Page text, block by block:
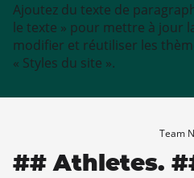
Ajoutez du texte de
le texte » pour mettre à jour
modifier et réutiliser les
« Styles du site ».
Team
## Athletes.